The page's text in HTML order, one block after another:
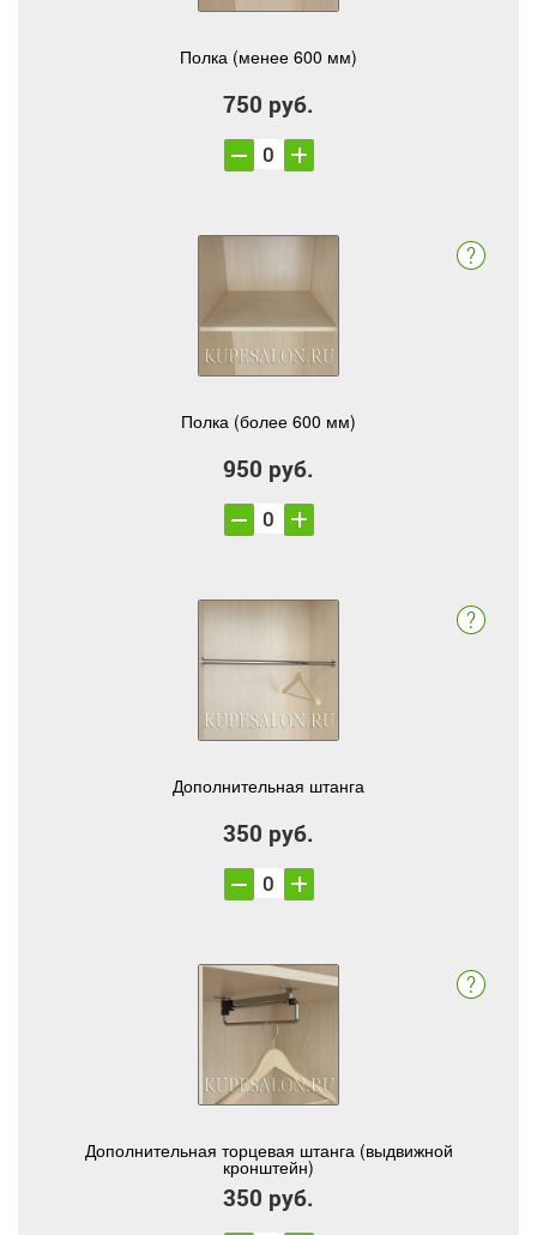
Полка (менее 600 мм)
750 руб.
Полка (более 600 мм)
950 руб.
Дополнительная штанга
350 руб.
Дополнительная торцевая штанга (выдвижной
кронштейн)
350 руб.